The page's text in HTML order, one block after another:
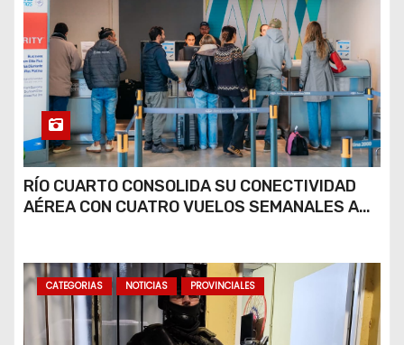
RÍO CUARTO CONSOLIDA SU CONECTIVIDAD
AÉREA CON CUATRO VUELOS SEMANALES A
CATEGORIAS NOTICIAS PROVINCIALES